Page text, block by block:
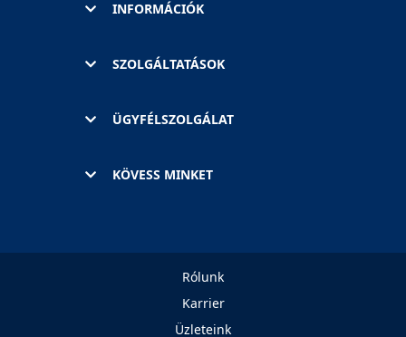
INFORMÁCIÓK
SZOLGÁLTATÁSOK
ÜGYFÉLSZOLGÁLAT
KÖVESS MINKET
Rólunk
Karrier
Üzleteink